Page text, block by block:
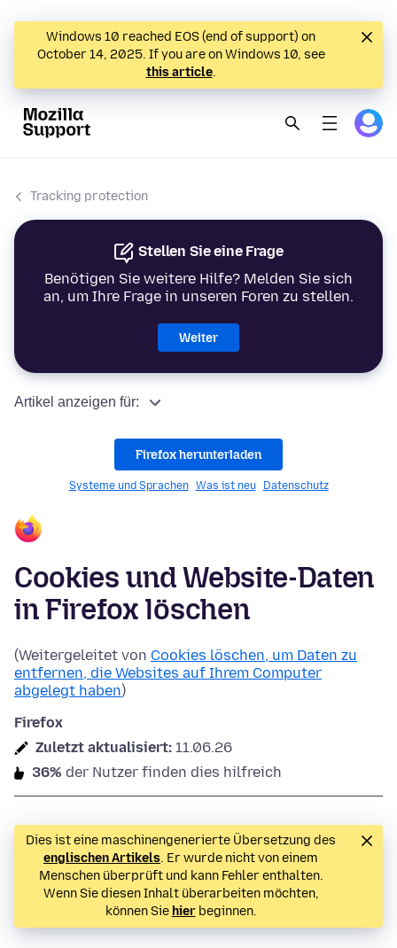
Windows 10 reached EOS (end of support) on
October 14, 2025. If you are on Windows 10, see
this article.
Tracking protection
Stellen Sie eine Frage
Benötigen Sie weitere Hilfe? Melden Sie sich
an, um Ihre Frage in unseren Foren zu stellen.
Weiter
Artikel anzeigen für:
Firefox herunterladen
Systeme und Sprachen Was ist neu Datenschutz
Cookies und Website-Daten
in Firefox löschen
(Weitergeleitet von Cookies löschen, um Daten zu
entfernen, die Websites auf Ihrem Computer
abgelegt haben)
Firefox
Zuletzt aktualisiert: 11.06.26
36% der Nutzer finden dies hilfreich
Dies ist eine maschinengenerierte Übersetzung des
englischen Artikels. Er wurde nicht von einem
Menschen überprüft und kann Fehler enthalten.
Wenn Sie diesen Inhalt überarbeiten möchten,
können Sie hierbeginnen.